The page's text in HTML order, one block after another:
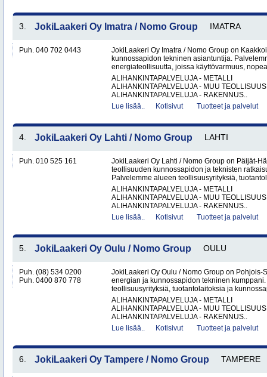
3. JokiLaakeri Oy Imatra / Nomo Group IMATRA
Puh. 040 702 0443
JokiLaakeri Oy Imatra / Nomo Group on
kunnossapidon tekninen asiantuntija.
energiateollisuutta, joissa käyttövarmuus,
ALIHANKINTAPALVELUJA - METALLI
ALIHANKINTAPALVELUJA - MUU TEOLLISUUS
ALIHANKINTAPALVELUJA - RAKENNUS..
Lue lisää..
Kotisivut Tuotteet ja palvelut
4. JokiLaakeri Oy Lahti / Nomo Group LAHTI
Puh. 010 525 161
JokiLaakeri Oy Lahti / Nomo Group on Päijät-
teollisuuden kunnossapidon ja teknisten
Palvelemme alueen teollisuusyrityksiä,
ALIHANKINTAPALVELUJA - METALLI
ALIHANKINTAPALVELUJA - MUU TEOLLISUUS
ALIHANKINTAPALVELUJA - RAKENNUS..
Lue lisää..
Kotisivut Tuotteet ja palvelut
5. JokiLaakeri Oy Oulu / Nomo Group OULU
Puh. (08) 534 0200
Puh. 0400 870 778
JokiLaakeri Oy Oulu / Nomo Group on Pohjois-
energian ja kunnossapidon tekninen
teollisuusyrityksiä, tuotantolaitoksia ja
ALIHANKINTAPALVELUJA - METALLI
ALIHANKINTAPALVELUJA - MUU TEOLLISUUS
ALIHANKINTAPALVELUJA - RAKENNUS..
Lue lisää..
Kotisivut Tuotteet ja palvelut
6. JokiLaakeri Oy Tampere / Nomo Group TAMPERE